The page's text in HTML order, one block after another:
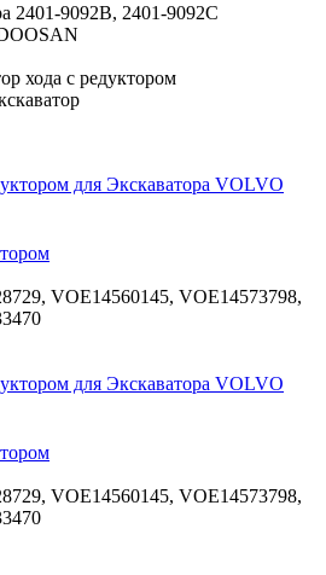
2401-9092B, 2401-9092C
хода с редуктором
VOE14560145, VOE14573798,
VOE14560145, VOE14573798,